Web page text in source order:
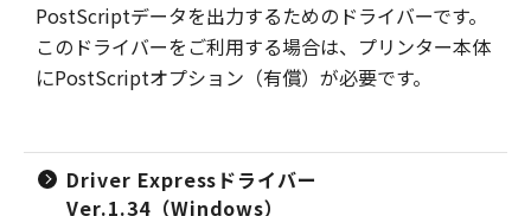
PostScriptデータを出力するためのドライバーです。
このドライバーをご利用する場合は、プリンター本体
にPostScriptオプション（有償）が必要です。
Driver Expressドライバー
Ver.1.34（Windows）